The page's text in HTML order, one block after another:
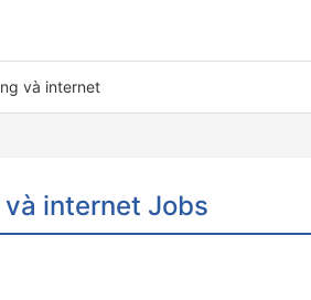
và internet
internet Jobs